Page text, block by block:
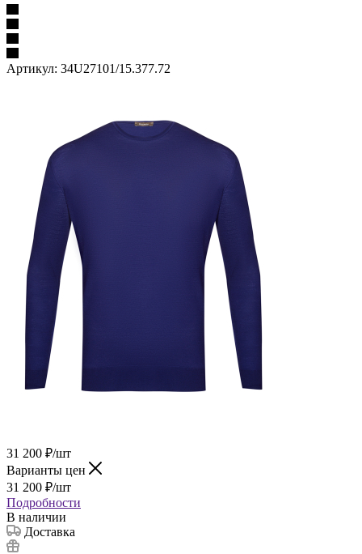
Артикул: 34U27101/15.377.72
31 200 ₽/шт
Варианты цен
31 200 ₽/шт
Подробности
В наличии
Доставка